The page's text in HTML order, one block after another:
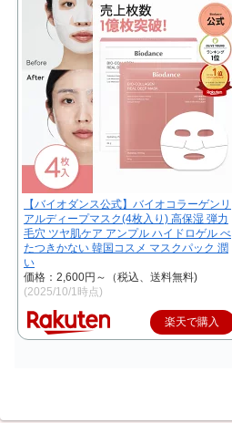
【バイオダンス公式】バイオコラーゲンリ
アルディープマスク(4枚入り) 高保湿 弾力
毛穴 ツヤ肌ケア アンプル ハイドロゲル べ
たつきかない 韓国コスメ マスクパック 潤
い
価格：2,600円～（税込、送料無料)
(2025/10/1時点)
楽天で購入